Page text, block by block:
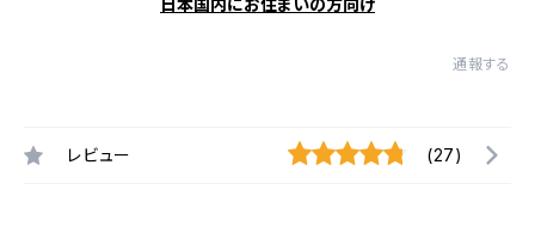
日本国内にお住まいの方向け
通報する
レビュー (27)